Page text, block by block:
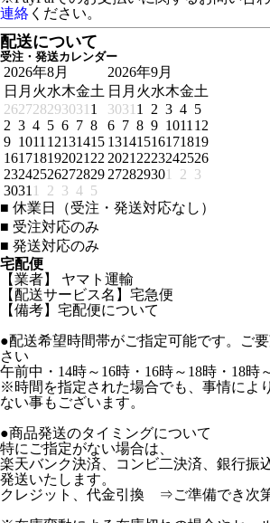
連絡 ください。
配送について
受注・発送カレンダー
2026年8月
日 月 火水木金土
262728293031 1
2 3 4 5 6 7 8
9 1011 12131415
161718192021 22
23242526272829
3031 1 2 3 4 5
2026年9月
日 月 火水木金土
3031 1 2 3 4 5
6 7 8 9 1011 12
13141516171819
2021 2223242526
272829301 2 3
■ 休業日（受注・発送対応なし）
■ 受注対応のみ
■ 発送対応のみ
宅配便
【業者】 ヤマト運輸
【配送サービス名】宅急便
【備考】宅配便について
●配送希望時間帯がご指定可能です。ご
さい
午前中・14時～16時・16時～18時・18時
※時間を指定された場合でも、事情によ
ない事もございます。
●商品発送のタイミングについて
特にご指定がない場合は、
楽天バンク決済、コンビ二決済、銀行
発送いたします。
クレジット、代金引換 ⇒ご準備でき次第